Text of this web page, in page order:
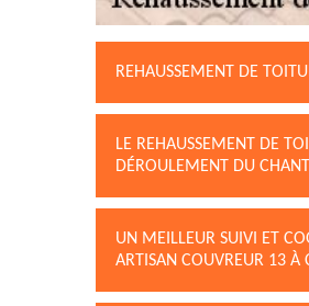
REHAUSSEMENT DE
LE REHAUSSEMENT DE
DÉROULEMENT DU
UN MEILLEUR SUIVI ET
ARTISAN COUVREUR 13 À